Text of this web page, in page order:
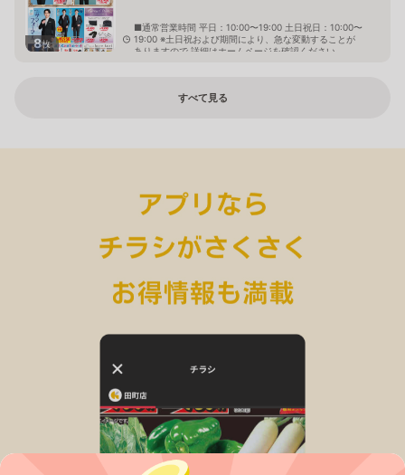
8枚
■通常営業時間 平日：10:00〜19:00 土日祝日：10:00〜
19:00 ※土日祝および期間により、急な変動することが
ありますので 詳細はホームページを確認ください
すべて見る